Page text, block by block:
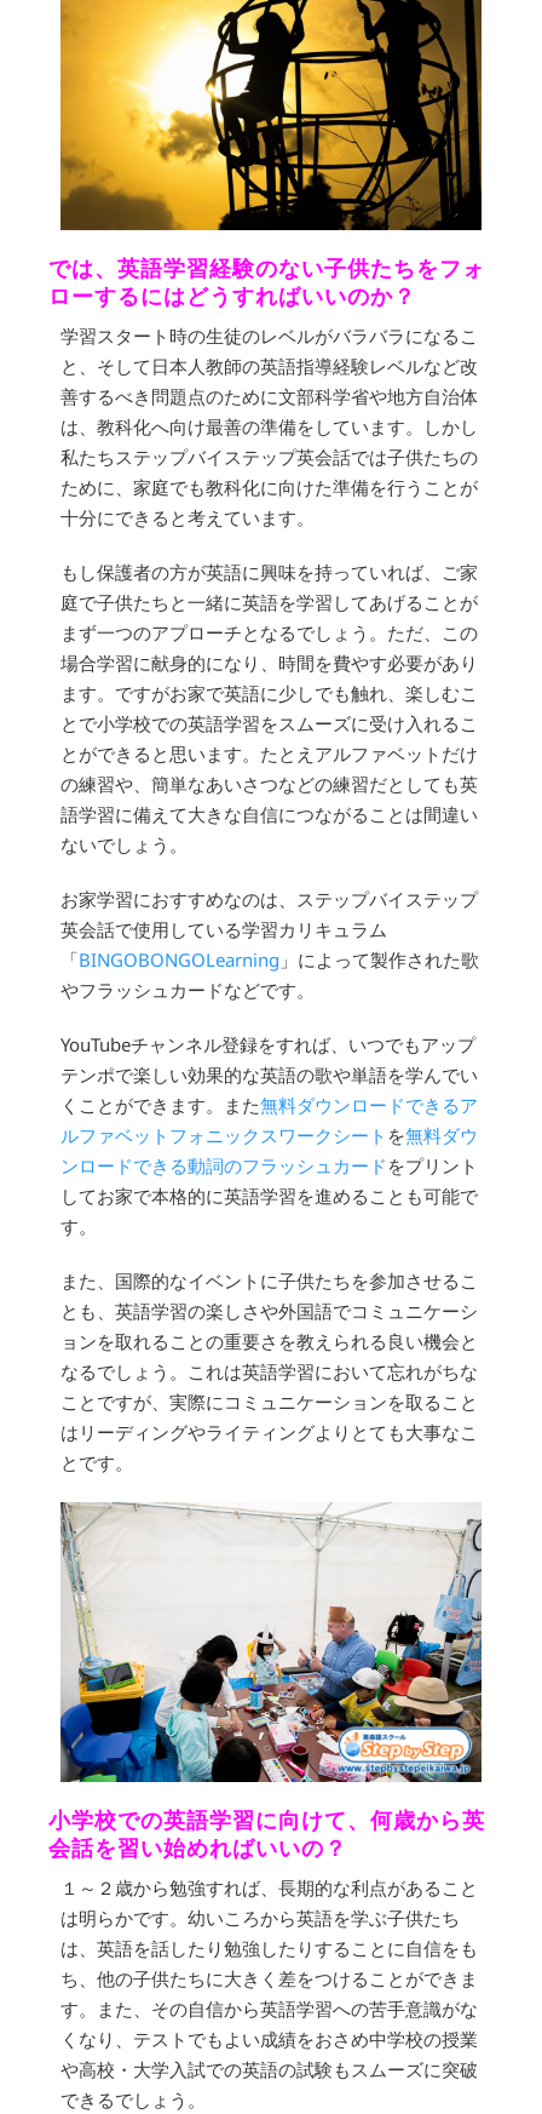
では、英語学習経験のない子供たちをフォ
ローするにはどうすればいいのか？
学習スタート時の生徒のレベルがバラバラになるこ
と、そして日本人教師の英語指導経験レベルなど改
善するべき問題点のために文部科学省や地方自治体
は、教科化へ向け最善の準備をしています。しかし
私たちステップバイステップ英会話では子供たちの
ために、家庭でも教科化に向けた準備を行うことが
十分にできると考えています。
もし保護者の方が英語に興味を持っていれば、ご家
庭で子供たちと一緒に英語を学習してあげることが
まず一つのアプローチとなるでしょう。ただ、この
場合学習に献身的になり、時間を費やす必要があり
ます。ですがお家で英語に少しでも触れ、楽しむこ
とで小学校での英語学習をスムーズに受け入れるこ
とができると思います。たとえアルファベットだけ
の練習や、簡単なあいさつなどの練習だとしても英
語学習に備えて大きな自信につながることは間違い
ないでしょう。
お家学習におすすめなのは、ステップバイステップ
英会話で使用している学習カリキュラム
「BINGOBONGOLearning 」によって製作された歌
やフラッシュカードなどです。
YouTubeチャンネル登録をすれば、いつでもアップ
テンポで楽しい効果的な英語の歌や単語を学んでい
くことができます。また無料ダウンロードできるア
ルファベットフォニックスワークシート を無料ダウ
ンロードできる動詞のフラッシュカード をプリント
してお家で本格的に英語学習を進めることも可能で
す。
また、国際的なイベントに子供たちを参加させるこ
とも、英語学習の楽しさや外国語でコミュニケーシ
ョンを取れることの重要さを教えられる良い機会と
なるでしょう。これは英語学習において忘れがちな
ことですが、実際にコミュニケーションを取ること
はリーディングやライティングよりとても大事なこ
とです。
小学校での英語学習に向けて、何歳から英
会話を習い始めればいいの？
１～２歳から勉強すれば、長期的な利点があること
は明らかです。幼いころから英語を学ぶ子供たち
は、英語を話したり勉強したりすることに自信をも
ち、他の子供たちに大きく差をつけることができま
す。また、その自信から英語学習への苦手意識がな
くなり、テストでもよい成績をおさめ中学校の授業
や高校・大学入試での英語の試験もスムーズに突破
できるでしょう。